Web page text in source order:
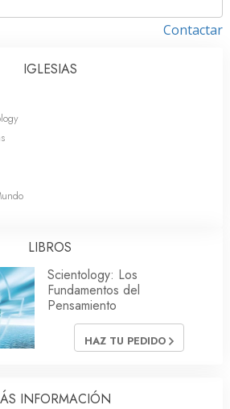
Contactar
IGLESIAS
LIBROS
Scientology: Los
Fundamentos del
Pensamiento
HAZ TU PEDIDO
INFORMACIÓN